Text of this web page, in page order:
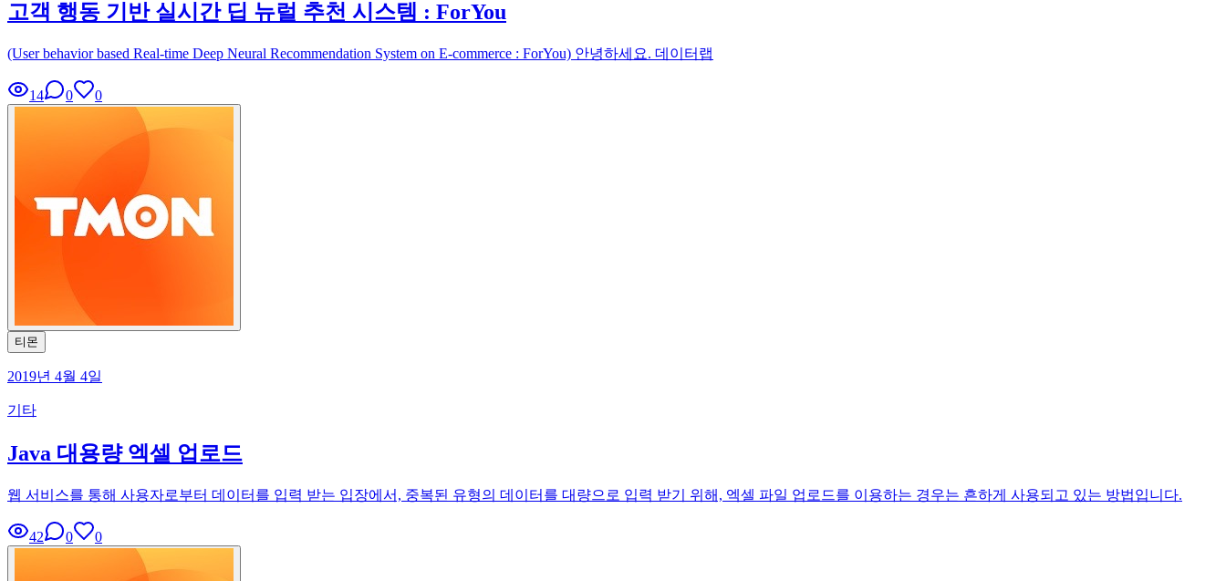
고객 행동 기반 실시간 딥 뉴럴 추천 시스템 : ForYou
(User behavior based Real-time Deep Neural Recommendation System on E-commerce : ForYou) 안녕하세요. 데이터랩
14 0 0
티몬
2019년 4월 4일
기타
Java 대용량 엑셀 업로드
웹 서비스를 통해 사용자로부터 데이터를 입력 받는 입장에서, 중복된 유형의 데이터를 대량으로 입력 받기 위해, 엑셀 파일 업로드를 이용하는 경우는 흔하게 사용되고 있는 방법입니다.
42 0 0